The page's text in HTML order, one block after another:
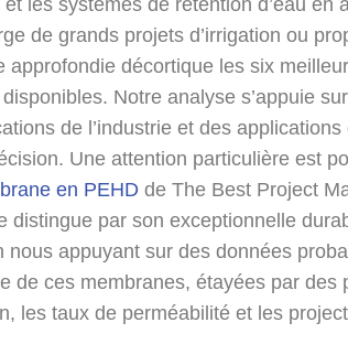
les systèmes de rétention d’eau en
de grands projets d’irrigation ou
approfondie décortique les six
Notre analyse s’appuie
de l’industrie et des
Une attention particulière est
en PEHD de The Best Project
distingue par son exceptionnelle
nous appuyant sur des données
de ces membranes, étayées par des
les taux de perméabilité et les